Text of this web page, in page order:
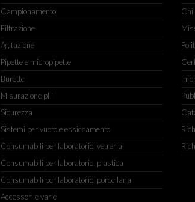
Campionamento
Filtrazione
Agitazione
Pipette e micropipette
Burette
Misurazione pH
Sicurezza
Sistemi per vuoto e essiccamento
Consumabili per laboratorio: vetreria
Consumabili per laboratorio: plastica
Consumabili per laboratorio: porcellana
Accessori e varie
Chi